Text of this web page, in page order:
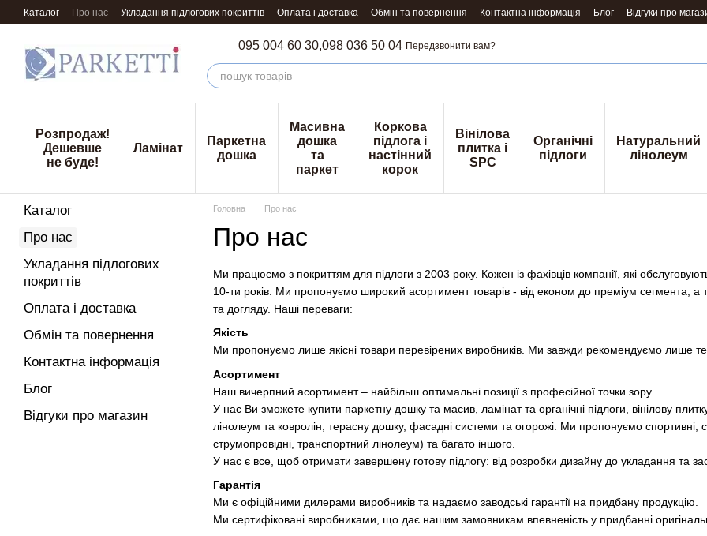
Перейти к основному контенту
Каталог Про нас Укладання підлогових покриттів Оплата і доставка Обмін та повернення Контактна інформація Блог Відгуки про
095 004 60 30,098 036 50 04 Передзвонити вам?
Розпродаж!
Дешевше
не буде!
Ламінат
Паркетна
дошка
Масивна
дошка
та
паркет
Коркова
підлога і
настінний
корок
Вінілова
плитка і
SPC
Органічні
підлоги
Натуральний
лінолеум
Головна Про нас
Про нас
Ми працюємо з покриттям для підлоги з 2003 року. Кожен із фахівців компанії, які
10-ти років. Ми пропонуємо широкий асортимент товарів - від економ до преміум сегмента,
та догляду. Наші переваги:
Якість
Ми пропонуємо лише якісні товари перевірених виробників. Ми завжди рекомендуємо лише
Асортимент
Наш вичерпний асортимент – найбільш оптимальні позиції з професійної точки зору.
У нас Ви зможете купити паркетну дошку та масив, ламінат та органічні підлоги, вінілову
лінолеум та ковролін, терасну дошку, фасадні системи та огорожі. Ми пропонуємо спортивні,
струмопровідні, транспортний лінолеум) та багато іншого.
У нас є все, щоб отримати завершену готову підлогу: від розробки дизайну до укладання та
Гарантія
Ми є офіційними дилерами виробників та надаємо заводські гарантії на придбану продукцію.
Ми сертифіковані виробниками, що дає нашим замовникам впевненість у придбанні
Каталог
Про нас
Укладання підлогових
покриттів
Оплата і доставка
Обмін та повернення
Контактна інформація
Блог
Відгуки про магазин